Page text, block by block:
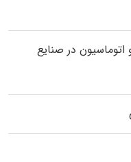
در صنایع